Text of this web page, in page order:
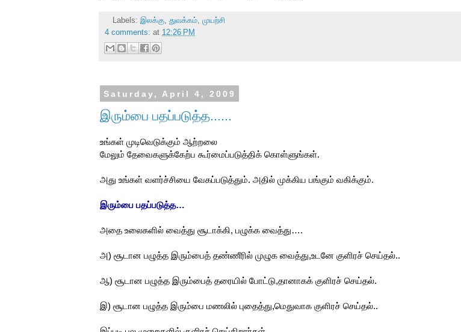
Labels: இலக்கு, துவக்கம், முயற்சி
4 comments: at 12:26 PM
Saturday, April 4, 2009
இரும்பை பதப்படுத்த......
உங்கள் முடிவெடுக்கும் ஆற்றலை
மேலும் தேவைகளுக்கேற்ப கூர்மைப்படுத்திக் கொள்ளுங்கள்.
அது உங்கள் வளர்ச்சியை வேகப்படுத்தும். அதில் முக்கிய பங்கும் வகிக்கும்.
இரும்பை பதப்படுத்த…
அதை உலைகளில் வைத்து சூடாக்கி, பழுக்க வைத்து….
அ) சூடான பழுத்த இரும்பைத் தண்ணீரில் முழுக வைத்து,உடனே குளிரச் செய்தல்..
ஆ) சூடான பழுத்த இரும்பைத் தரையில் போட்டு,தானாகக் குளிரச் செய்தல்.
இ) சூடான பழுத்த இரும்பை மணலில் புதைத்து,மெதுவாக குளிரச் செய்தல்..